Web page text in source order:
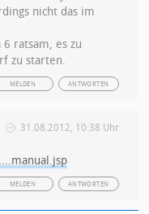
nicht das im
6 ratsam, es zu
zu starten.
ANTWORTEN
MELDEN
31.08.2012, 10:38 Uhr
ANTWORTEN
MELDEN